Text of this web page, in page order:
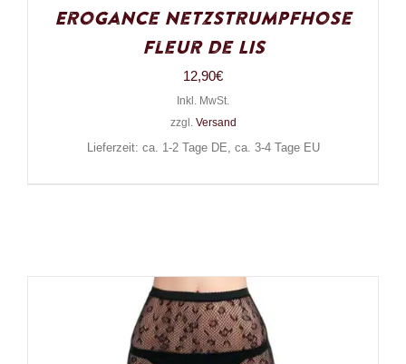
Erogance Netzstrumpfhose
Fleur de Lis
12,90€
Inkl. MwSt.
zzgl. Versand
Lieferzeit: ca. 1-2 Tage DE, ca. 3-4 Tage EU